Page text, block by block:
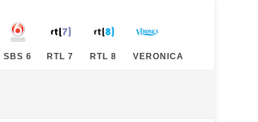
SBS 6 RTL 7 RTL 8 VERONICA